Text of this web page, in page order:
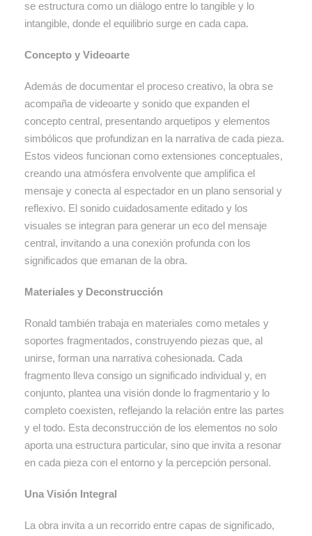
se estructura como un diálogo entre lo tangible y lo
intangible, donde el equilibrio surge en cada capa.
Concepto y Videoarte
Además de documentar el proceso creativo, la obra se
acompaña de videoarte y sonido que expanden el
concepto central, presentando arquetipos y elementos
simbólicos que profundizan en la narrativa de cada pieza.
Estos videos funcionan como extensiones conceptuales,
creando una atmósfera envolvente que amplifica el
mensaje y conecta al espectador en un plano sensorial y
reflexivo. El sonido cuidadosamente editado y los
visuales se integran para generar un eco del mensaje
central, invitando a una conexión profunda con los
significados que emanan de la obra.
Materiales y Deconstrucción
Ronald también trabaja en materiales como metales y
soportes fragmentados, construyendo piezas que, al
unirse, forman una narrativa cohesionada. Cada
fragmento lleva consigo un significado individual y, en
conjunto, plantea una visión donde lo fragmentario y lo
completo coexisten, reflejando la relación entre las partes
y el todo. Esta deconstrucción de los elementos no solo
aporta una estructura particular, sino que invita a resonar
en cada pieza con el entorno y la percepción personal.
Una Visión Integral
La obra invita a un recorrido entre capas de significado,